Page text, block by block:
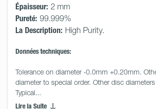
Épaisseur: 2 mm
Pureté: 99.999%
La Description: High Purity.
Données techniques:
Tolerance on diameter -0.0mm +0.20mm.
diameter to special order. Other disc
Typical...
Lire la Suite